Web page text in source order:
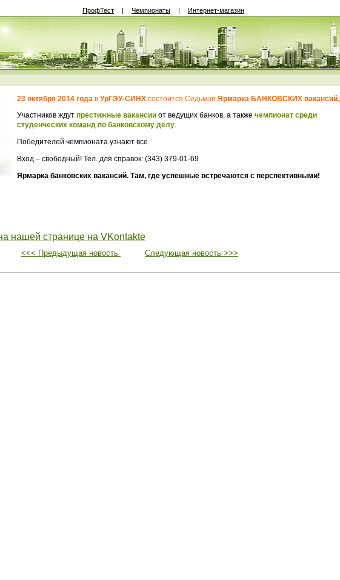
ПрофТест | Чемпионаты | Интернет-магазин
23 октября 2014 года в УрГЭУ-СИНХ состоится Седьмая Ярмарка БАНКОВСКИХ вакансий.
Участников ждут престижные вакансии от ведущих банков, а также чемпионат среди
студенческих команд по банковскому делу.
Победителей чемпионата узнают все.
Вход – свободный! Тел. для справок: (343) 379-01-69
Ярмарка банковских вакансий. Там, где успешные встречаются с перспективными!
нашей странице на VKontakte
<<< Предыдущая новость Следующая новость >>>